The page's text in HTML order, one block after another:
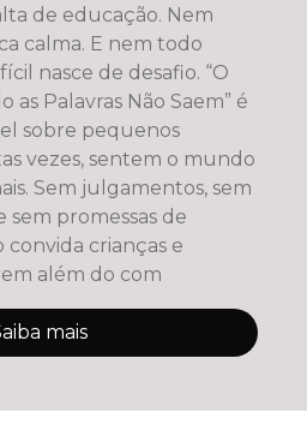
de educação. Nem
calma. E nem todo
nasce de desafio. “O
as Palavras Não Saem” é
sobre pequenos
vezes, sentem o mundo
Sem julgamentos, sem
sem promessas de
convida crianças e
além do com
mais